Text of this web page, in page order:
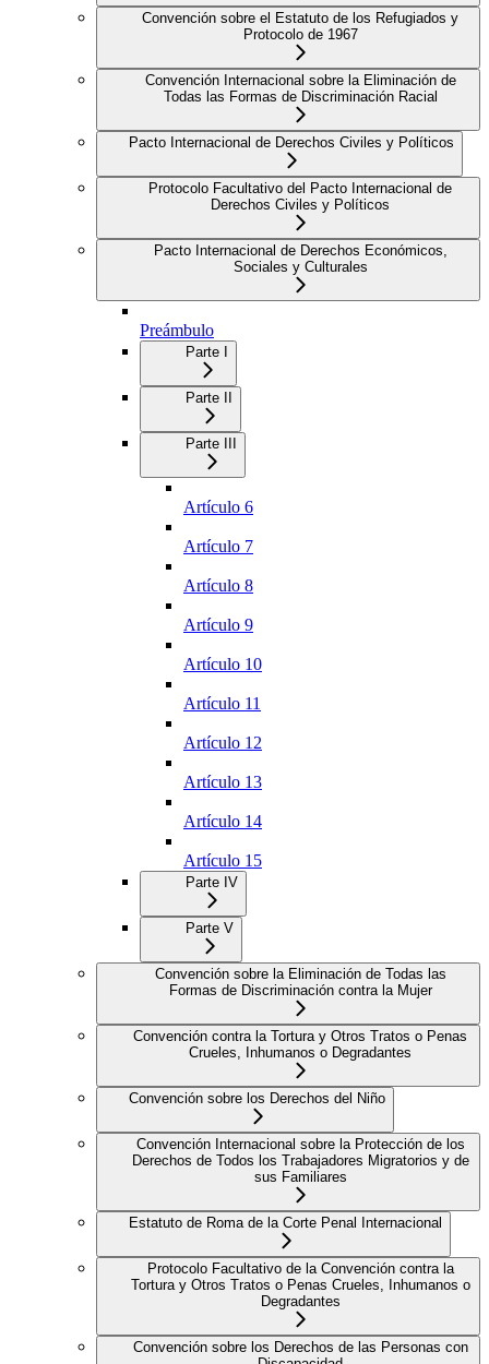
Convención sobre el Estatuto de los Refugiados y
Protocolo de 1967
Convención Internacional sobre la Eliminación de
Todas las Formas de Discriminación Racial
Pacto Internacional de Derechos Civiles y Políticos
Protocolo Facultativo del Pacto Internacional de
Derechos Civiles y Políticos
Pacto Internacional de Derechos Económicos,
Sociales y Culturales
Preámbulo
Parte I
Parte II
Parte III
Artículo 6
Artículo 7
Artículo 8
Artículo 9
Artículo 10
Artículo 11
Artículo 12
Artículo 13
Artículo 14
Artículo 15
Parte IV
Parte V
Convención sobre la Eliminación de Todas las
Formas de Discriminación contra la Mujer
Convención contra la Tortura y Otros Tratos o Penas
Crueles, Inhumanos o Degradantes
Convención sobre los Derechos del Niño
Convención Internacional sobre la Protección de los
Derechos de Todos los Trabajadores Migratorios y de
sus Familiares
Estatuto de Roma de la Corte Penal Internacional
Protocolo Facultativo de la Convención contra la
Tortura y Otros Tratos o Penas Crueles, Inhumanos o
Degradantes
Convención sobre los Derechos de las Personas con